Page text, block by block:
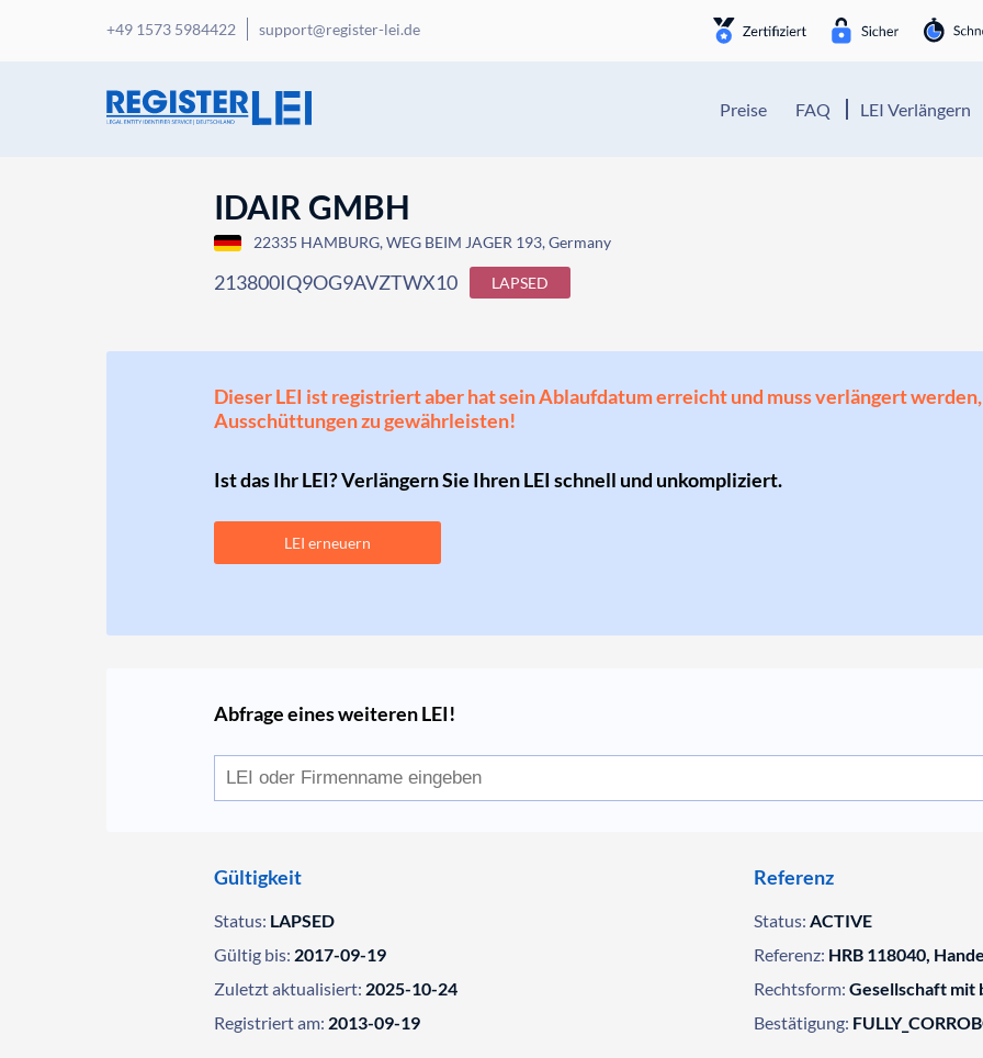
+49 1573 5984422 support@register-lei.de
Preise FAQ LEI Verlängern
IDAIR GMBH
22335 HAMBURG, WEG BEIM JAGER 193, Germany
213800IQ9OG9AVZTWX10 LAPSED
Dieser LEI ist registriert aber hat sein Ablaufdatum erreicht und muss verlängert
Ausschüttungen zu gewährleisten!
Ist das Ihr LEI? Verlängern Sie Ihren LEI schnell und unkompliziert.
LEI erneuern
Abfrage eines weiteren LEI!
Gültigkeit
Status: LAPSED
Gültig bis: 2017-09-19
Zuletzt aktualisiert: 2025-10-24
Registriert am: 2013-09-19
Referenz
Status: ACTIVE
Referenz: HRB 118040,
Rechtsform: Gesellschaft mit
Bestätigung: